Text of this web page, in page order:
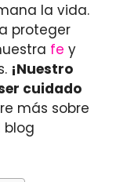
la vida.
proteger
fe y
¡Nuestro
cuidado
más sobre
blog